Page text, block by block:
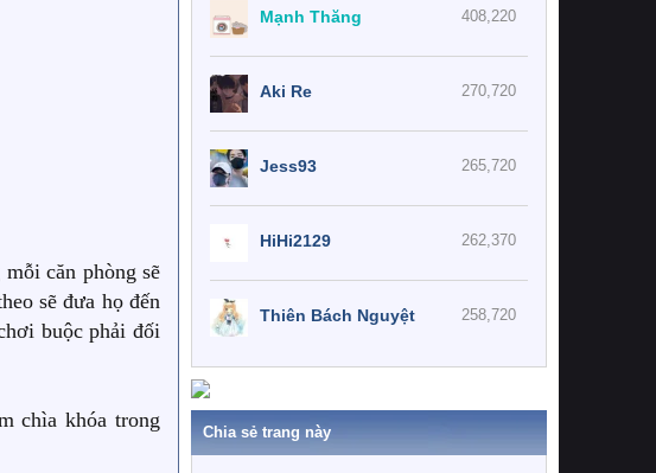
căn phòng sẽ
sẽ đưa họ đến
buộc phải đối
chìa khóa trong
408,220
Mạnh Thăng
270,720
Aki Re
265,720
Jess93
262,370
HiHi2129
258,720
Thiên Bách Nguyệt
Chia sẻ trang này